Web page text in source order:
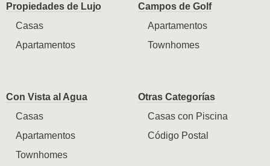
Propiedades de Lujo
Casas
Apartamentos
Campos de Golf
Apartamentos
Townhomes
Con Vista al Agua
Casas
Apartamentos
Townhomes
Otras Categorías
Casas con Piscina
Código Postal